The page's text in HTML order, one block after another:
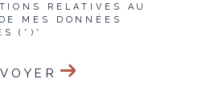
RELATIVES AU
MES DONNÉES
(*)*